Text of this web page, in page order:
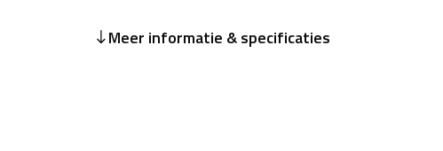
Meer informatie & specificaties